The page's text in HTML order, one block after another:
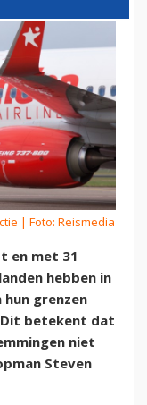
| Foto: Reismedia
en met 31
hebben in
grenzen
betekent dat
niet
Steven